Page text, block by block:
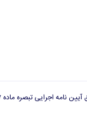
ها و سازمان های دولتی و غیر دولتی دیگر، برای شرکت مهندسی بازرگانی راه سوم پارسیان وجود ندارد